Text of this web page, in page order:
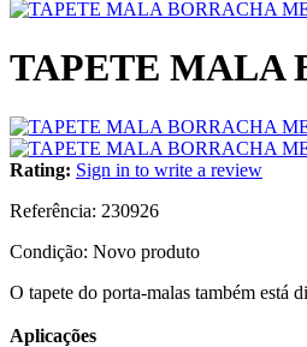
TAPETE MALA
Rating: Sign in to write a review
Referência: 230926
Condição: Novo produto
O tapete do porta-malas também está
Aplicações